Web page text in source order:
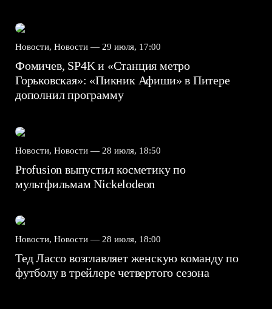
Новости, Новости — 29 июля, 17:00
Фомичев, SP4K и «Станция метро
Горьковская»: «Пикник Афиши» в Питере
дополнил программу
Новости, Новости — 28 июля, 18:50
Profusion выпустил косметику по
мультфильмам Nickelodeon
Новости, Новости — 28 июля, 18:00
Тед Лассо возглавляет женскую команду по
футболу в трейлере четвертого сезона